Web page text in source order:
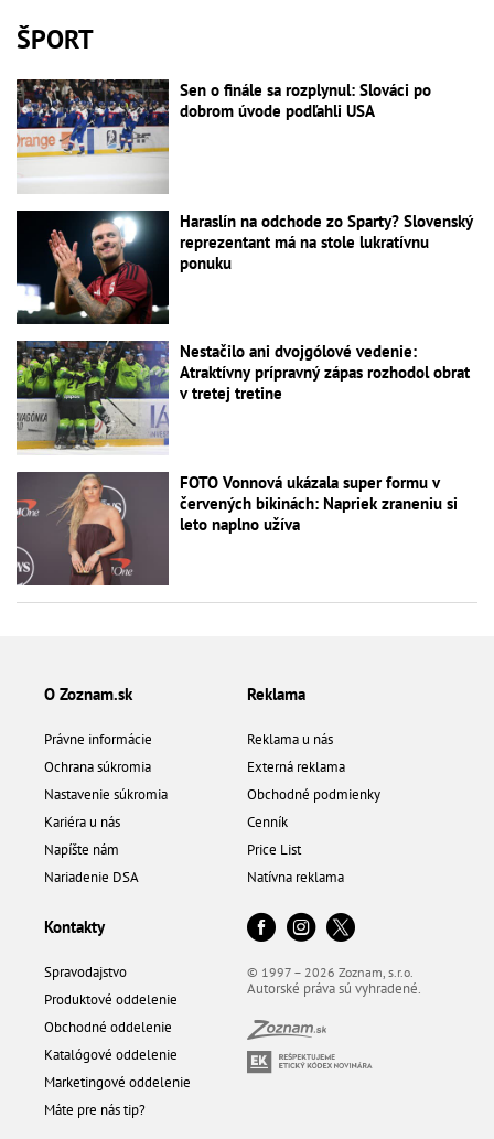
ŠPORT
Sen o finále sa rozplynul: Slováci po
dobrom úvode podľahli USA
Haraslín na odchode zo Sparty? Slovenský
reprezentant má na stole lukratívnu
ponuku
Nestačilo ani dvojgólové vedenie:
Atraktívny prípravný zápas rozhodol obrat
v tretej tretine
FOTO Vonnová ukázala super formu v
červených bikinách: Napriek zraneniu si
leto naplno užíva
O Zoznam.sk
Právne informácie
Ochrana súkromia
Nastavenie súkromia
Kariéra u nás
Napíšte nám
Nariadenie DSA
Reklama
Reklama u nás
Externá reklama
Obchodné podmienky
Cenník
Price List
Natívna reklama
Kontakty
Spravodajstvo
Produktové oddelenie
Obchodné oddelenie
Katalógové oddelenie
Marketingové oddelenie
Máte pre nás tip?
© 1997 – 2026 Zoznam, s.r.o.
Autorské práva sú vyhradené.